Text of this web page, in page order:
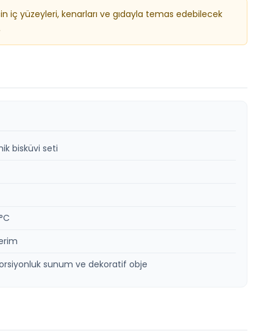
iç yüzeyleri, kenarları ve gıdayla temas edebilecek
bisküvi seti
sunum ve dekoratif obje